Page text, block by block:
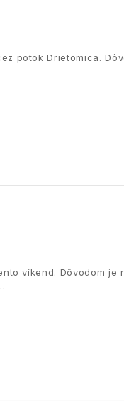
potok Drietomica.
víkend. Dôvodom je